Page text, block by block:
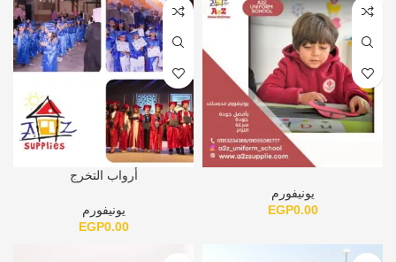
يونيفورم
EGP0.00
أرواب التخرج
يونيفورم
EGP0.00